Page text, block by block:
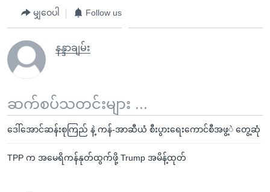
မျှဝေပါ Follow us
နန္ဒာချမ်း
ဆက်စပ်သတင်းများ ...
ဒေါ်အောင်ဆန်းစုကြည် နဲ့ ကန်-အာဆီယံ စီးပွားရေးကောင်စီအဖွ့ဲ တွေ့ဆုံ
TPP က အမေရိကန်နုတ်ထွက်ဖို့ Trump အမိန့်ထုတ်